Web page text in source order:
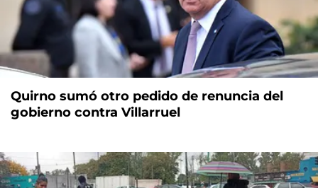
Quirno sumó otro pedido de renuncia del
gobierno contra Villarruel